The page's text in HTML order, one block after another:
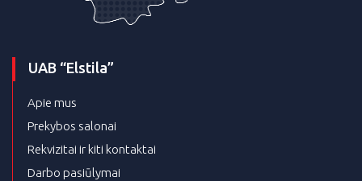
UAB “Elstila”
Apie mus
Prekybos salonai
Rekvizitai ir kiti kontaktai
Darbo pasiūlymai